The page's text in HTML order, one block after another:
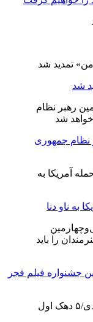
شد
نظام جمهوری
جشنواره فیلم فجر